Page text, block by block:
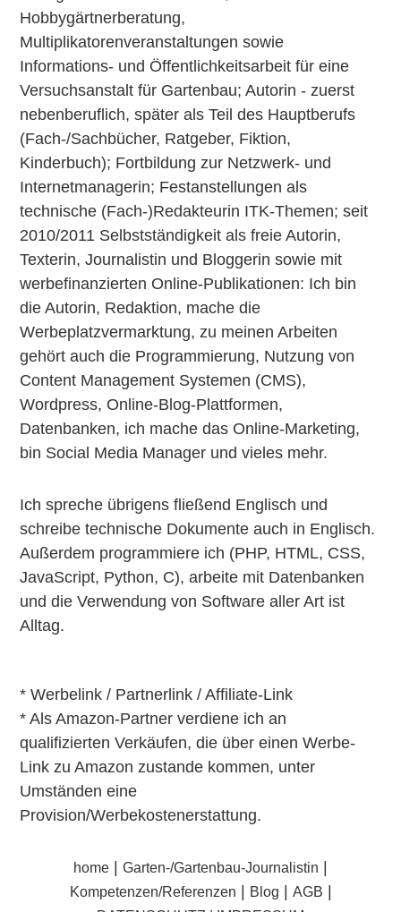
Hobbygärtnerberatung,
Multiplikatorenveranstaltungen sowie
Informations- und Öffentlichkeitsarbeit für eine
Versuchsanstalt für Gartenbau; Autorin - zuerst
nebenberuflich, später als Teil des Hauptberufs
(Fach-/Sachbücher, Ratgeber, Fiktion,
Kinderbuch); Fortbildung zur Netzwerk- und
Internetmanagerin; Festanstellungen als
technische (Fach-)Redakteurin ITK-Themen; seit
2010/2011 Selbstständigkeit als freie Autorin,
Texterin, Journalistin und Bloggerin sowie mit
werbefinanzierten Online-Publikationen: Ich bin
die Autorin, Redaktion, mache die
Werbeplatzvermarktung, zu meinen Arbeiten
gehört auch die Programmierung, Nutzung von
Content Management Systemen (CMS),
Wordpress, Online-Blog-Plattformen,
Datenbanken, ich mache das Online-Marketing,
bin Social Media Manager und vieles mehr.
Ich spreche übrigens fließend Englisch und
schreibe technische Dokumente auch in Englisch.
Außerdem programmiere ich (PHP, HTML, CSS,
JavaScript, Python, C), arbeite mit Datenbanken
und die Verwendung von Software aller Art ist
Alltag.
* Werbelink / Partnerlink / Affiliate-Link
* Als Amazon-Partner verdiene ich an
qualifizierten Verkäufen, die über einen Werbe-
Link zu Amazon zustande kommen, unter
Umständen eine
Provision/Werbekostenerstattung.
home Garten-/Gartenbau-Journalistin
Kompetenzen/Referenzen Blog AGB